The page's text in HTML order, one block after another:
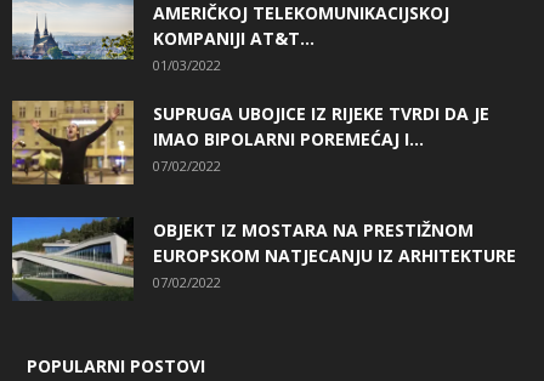
AMERIČKOJ TELEKOMUNIKACIJSKOJ
KOMPANIJI AT&T...
01/03/2022
SUPRUGA UBOJICE IZ RIJEKE TVRDI DA JE
IMAO BIPOLARNI POREMEĆAJ I...
07/02/2022
OBJEKT IZ MOSTARA NA PRESTIŽNOM
EUROPSKOM NATJECANJU IZ ARHITEKTURE
07/02/2022
POPULARNI POSTOVI